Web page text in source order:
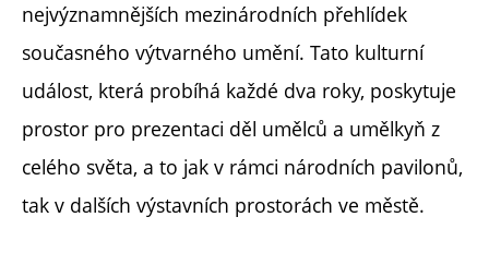
nejvýznamnějších mezinárodních přehlídek
současného výtvarného umění. Tato kulturní
událost, která probíhá každé dva roky, poskytuje
prostor pro prezentaci děl umělců a umělkyň z
celého světa, a to jak v rámci národních pavilonů,
tak v dalších výstavních prostorách ve městě.